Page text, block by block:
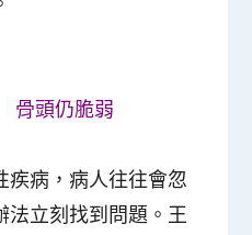
骨頭仍脆弱
疾病，病人往往會忽
法立刻找到問題。王